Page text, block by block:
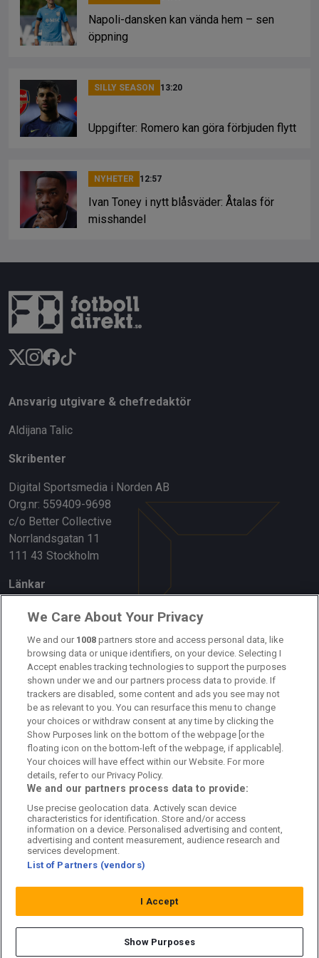
Napoli-dansken kan vända hem – sen
öppning
SILLY SEASON 13:20
Uppgifter: Romero kan göra förbjuden flytt
NYHETER 12:57
Ivan Toney i nytt blåsväder: Åtalas för
misshandel
Ansvarig utgivare & chefredaktör
Aldijana Talic
Skribenter
Digital Sportsmedia i Norden AB
Org.nr: 559409-9698
c/o Better Collective
Norrlandsgatan 11
111 43 Stockholm
Länkar
Om oss
Kontakta oss
Kundtjänst
Sponsor: Rekatochklart
Annonsera på Fotbolldirekt
Redaktionell policy
Personuppgiftspolicy
Cookiepolicy
Arkiv
We Care About Your Privacy
We and our 1008 partners store and access personal data, like
browsing data or unique identifiers, on your device. Selecting I
Accept enables tracking technologies to support the purposes
shown under we and our partners process data to provide. If
trackers are disabled, some content and ads you see may not
be as relevant to you. You can resurface this menu to change
your choices or withdraw consent at any time by clicking the
Show Purposes link on the bottom of the webpage [or the
floating icon on the bottom-left of the webpage, if applicable].
Your choices will have effect within our Website. For more
details, refer to our Privacy Policy.
We and our partners process data to provide:
Use precise geolocation data. Actively scan device
characteristics for identification. Store and/or access
information on a device. Personalised advertising and content,
advertising and content measurement, audience research and
services development.
List of Partners (vendors)
I Accept
Show Purposes